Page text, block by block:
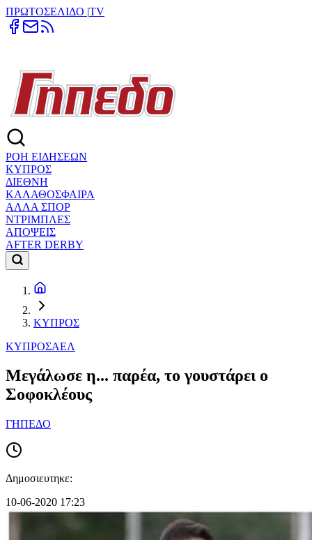
ΠΡΩΤΟΣΕΛΙΔΟ |TV
ΡΟΗ ΕΙΔΗΣΕΩΝ
ΚΥΠΡΟΣ
ΔΙΕΘΝΗ
ΚΑΛΑΘΟΣΦΑΙΡΑ
ΑΛΛΑ ΣΠΟΡ
ΝΤΡΙΜΠΛΕΣ
ΑΠΟΨΕΙΣ
AFTER DERBY
ΚΥΠΡΟΣ
ΚΥΠΡΟΣΑΕΛ
Mεγάλωσε η... παρέα, το γουστάρει ο
Σοφοκλέους
ΓΗΠΕΔΟ
Δημοσιευτηκε:
10-06-2020 17:23